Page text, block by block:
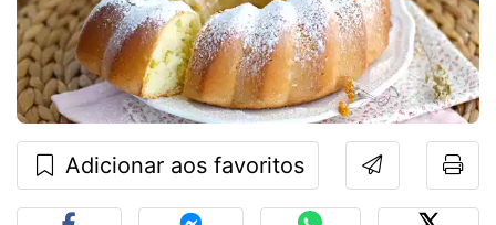
Adicionar aos favoritos